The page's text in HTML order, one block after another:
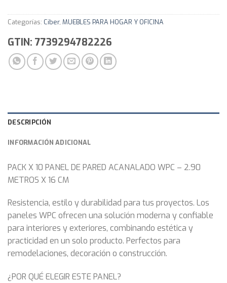
Categorías: Ciber, MUEBLES PARA HOGAR Y OFICINA
GTIN: 7739294782226
DESCRIPCIÓN
INFORMACIÓN ADICIONAL
PACK X 10 PANEL DE PARED ACANALADO WPC – 2.90
METROS X 16 CM
Resistencia, estilo y durabilidad para tus proyectos. Los
paneles WPC ofrecen una solución moderna y confiable
para interiores y exteriores, combinando estética y
practicidad en un solo producto. Perfectos para
remodelaciones, decoración o construcción.
¿POR QUÉ ELEGIR ESTE PANEL?